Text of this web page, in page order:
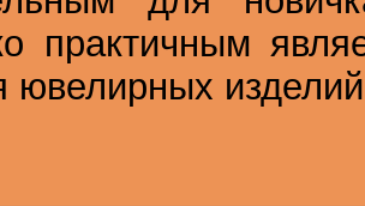
практичным
ювелирных